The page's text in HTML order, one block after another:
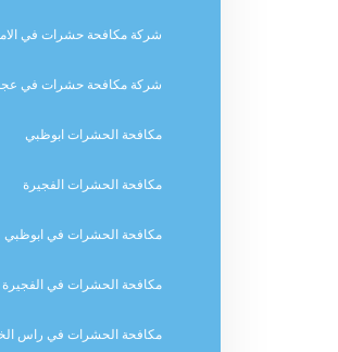
شركة مكافحة حشرات في
شركة مكافحة حشرات في
مكافحة الحشرات ابوظبي
مكافحة الحشرات الفجيرة
مكافحة الحشرات في ابوظبي
مكافحة الحشرات في الفجيرة
مكافحة الحشرات في راس